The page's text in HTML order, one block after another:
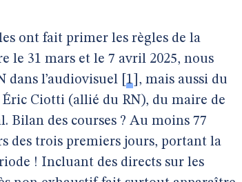
ont fait primer les règles de la
le 31 mars et le 7 avril 2025, nous
dans l’audiovisuel 1 , mais aussi du
Ciotti (allié du RN), du maire de
des courses ? Au moins 77
des trois premiers jours, portant la
! Incluant des directs sur les